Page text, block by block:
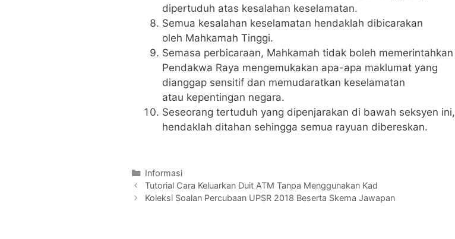
dipertuduh atas kesalahan keselamatan.
Semua kesalahan keselamatan hendaklah dibicarakan
oleh Mahkamah Tinggi.
Semasa perbicaraan, Mahkamah tidak boleh memerintahkan
Pendakwa Raya mengemukakan apa-apa maklumat yang
dianggap sensitif dan memudaratkan keselamatan
atau kepentingan negara.
Seseorang tertuduh yang dipenjarakan di bawah seksyen ini,
hendaklah ditahan sehingga semua rayuan dibereskan.
Categories
Informasi
Tutorial Cara Keluarkan Duit ATM Tanpa Menggunakan Kad
Koleksi Soalan Percubaan UPSR 2018 Beserta Skema Jawapan